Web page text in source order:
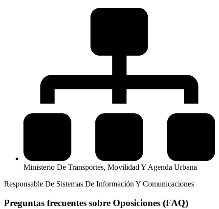
Ministerio De Transportes, Movilidad Y Agenda Urbana
Responsable De Sistemas De Información Y Comunicaciones
Preguntas frecuentes sobre Oposiciones (FAQ)